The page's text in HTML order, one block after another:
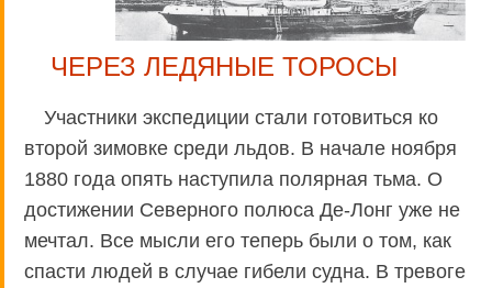
ЧЕРЕЗ ЛЕДЯНЫЕ ТОРОСЫ
Участники экспедиции стали готовиться ко
второй зимовке среди льдов. В начале ноября
1880 года опять наступила полярная тьма. О
достижении Северного полюса Де-Лонг уже не
мечтал. Все мысли его теперь были о том, как
спасти людей в случае гибели судна. В тревоге